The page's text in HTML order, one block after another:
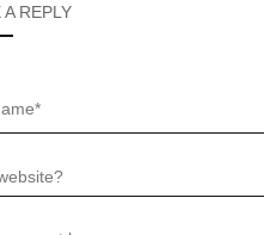
A REPLY